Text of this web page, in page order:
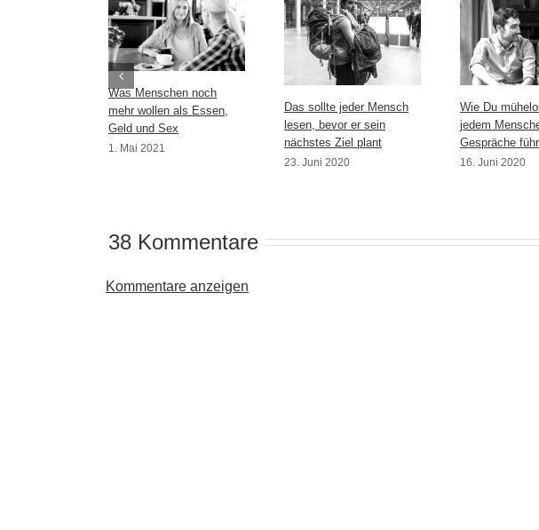
Was Menschen noch
mehr wollen als Essen,
Geld und Sex
1. Mai 2021
Das sollte jeder Mensch
lesen, bevor er sein
nächstes Ziel plant
23. Juni 2020
Wie Du
jedem
Gespräche
16. Juni 2020
38 Kommentare
Kommentare anzeigen